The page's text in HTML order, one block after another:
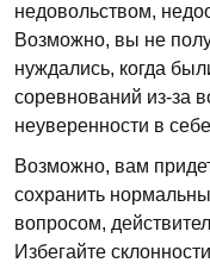
недовольством,
Возможно, вы не
нуждались, когда
соревнований из-за
неуверенности в
Возможно, вам
сохранить
вопросом,
Избегайте